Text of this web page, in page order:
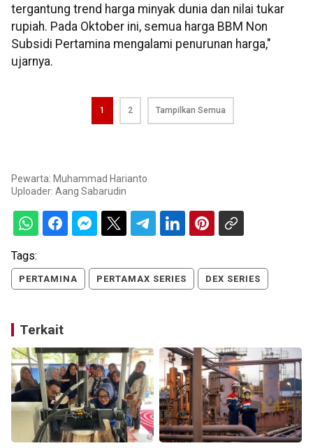
tergantung trend harga minyak dunia dan nilai tukar
rupiah. Pada Oktober ini, semua harga BBM Non
Subsidi Pertamina mengalami penurunan harga,"
ujarnya.
1 2 Tampilkan Semua
Pewarta: Muhammad Harianto
Uploader: Aang Sabarudin
Tags:
PERTAMINA PERTAMAX SERIES DEX SERIES
Terkait